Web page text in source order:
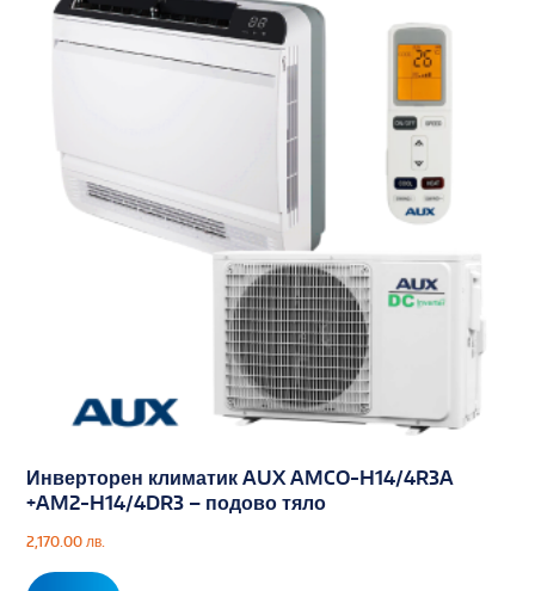
Инверторен климатик AUX AMCO-H14/4R3A
+AM2-H14/4DR3 – подово тяло
2,170.00 лв.